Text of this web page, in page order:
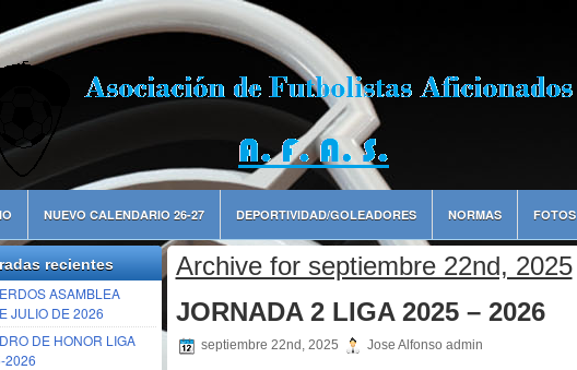
NUEVO CALENDARIO 26-27 DEPORTIVIDAD/GOLEADORES NORMAS FOTOS
recientes
ASAMBLEA
JULIO DE 2026
DE HONOR LIGA
2026
Archive for septiembre 22nd, 2025
JORNADA 2 LIGA 2025 – 2026
septiembre 22nd, 2025 Jose Alfonso admin